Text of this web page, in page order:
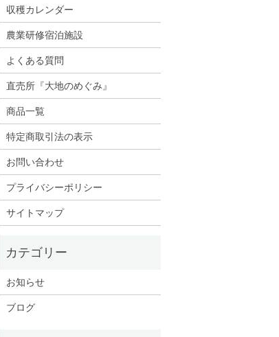
収穫カレンダー
農業研修宿泊施設
よくある質問
直売所『大地のめぐみ』
商品一覧
特定商取引法の表示
お問い合わせ
プライバシーポリシー
サイトマップ
お知らせ
ブログ